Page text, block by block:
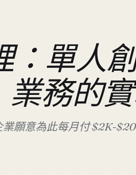
：單人
業務的
業願意為此每月付 $2K-